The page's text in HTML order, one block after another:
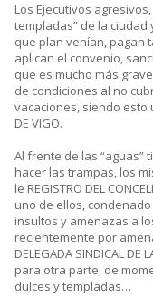
Los Ejecutivos
templadas” de la
que plan venían, pagan
aplican el convenio,
que es mucho más
de condiciones al no
vacaciones, siendo esto
DE VIGO.
Al frente de las “aguas”
hacer las trampas, los
le REGISTRO DEL
uno de ellos,
insultos y amenazas a
recientemente por
DELEGADA SINDICAL
para otra parte, de
dulces y templadas…